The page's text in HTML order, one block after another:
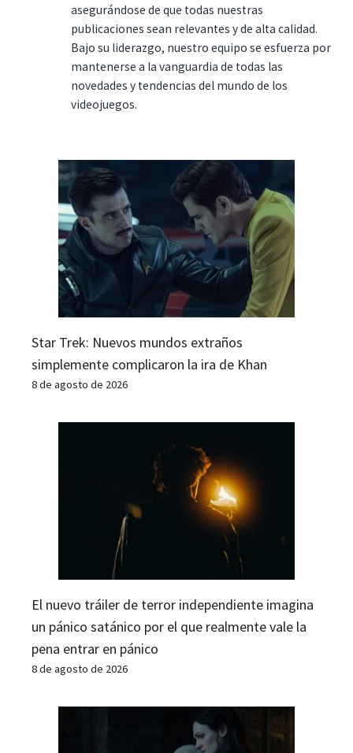
asegurándose de que todas nuestras
publicaciones sean relevantes y de alta calidad.
Bajo su liderazgo, nuestro equipo se esfuerza por
mantenerse a la vanguardia de todas las
novedades y tendencias del mundo de los
videojuegos.
Star Trek: Nuevos mundos extraños
simplemente complicaron la ira de Khan
8 de agosto de 2026
El nuevo tráiler de terror independiente imagina
un pánico satánico por el que realmente vale la
pena entrar en pánico
8 de agosto de 2026